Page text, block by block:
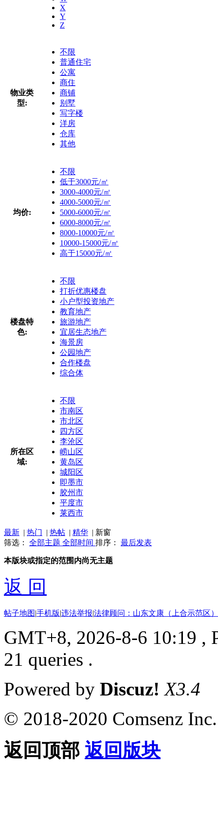
X
Y
Z
物业类
型:
不限
普通住宅
公寓
商住
商铺
别墅
写字楼
洋房
仓库
其他
均价:
不限
低于3000元/㎡
3000-4000元/㎡
4000-5000元/㎡
5000-6000元/㎡
6000-8000元/㎡
8000-10000元/㎡
10000-15000元/㎡
高于15000元/㎡
楼盘特
色:
不限
打折优惠楼盘
小户型投资地产
教育地产
旅游地产
宜居生态地产
海景房
公园地产
合作楼盘
综合体
所在区
域:
不限
市南区
市北区
四方区
李沧区
崂山区
黄岛区
城阳区
即墨市
胶州市
平度市
莱西市
最新 | 热门 | 热帖 | 精华 | 新窗
筛选： 全部主题 全部时间 排序： 最后发表
本版块或指定的范围内尚无主题
返 回
帖子地图|手机版|违法举报|法律顾问：山东文康（上合示范区
GMT+8, 2026-8-6 10:19 ,
21 queries .
Powered by Discuz! X3.4
© 2018-2020 Comsenz Inc.
返回顶部 返回版块